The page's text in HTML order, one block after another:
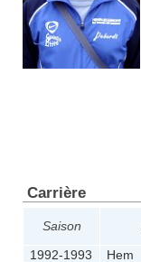
Carrière
Saison
1992-1993
Hem